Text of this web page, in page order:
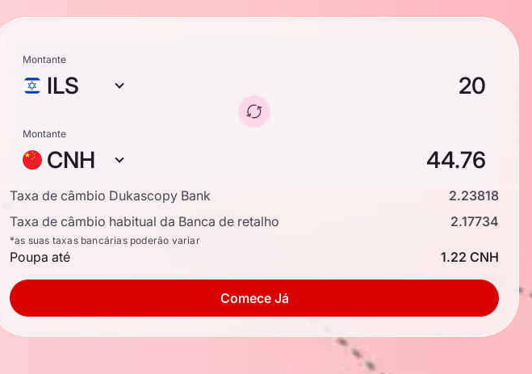
Montante
ILS
Montante
CNH
Taxa de câmbio Dukascopy Bank
2.23818
Taxa de câmbio habitual da Banca de retalho
2.17734
*as suas taxas bancárias poderão variar
Poupa até 1.22 CNH
Comece Já